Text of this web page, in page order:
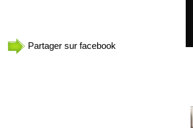
Partager sur facebook